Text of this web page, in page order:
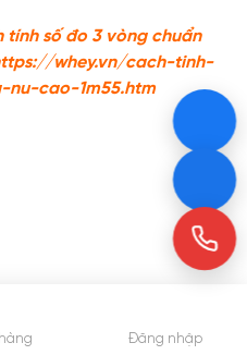
tính số đo 3 vòng chuẩn
whey.vn/cach-tinh-
cao-1m55.htm
Đăng nhập